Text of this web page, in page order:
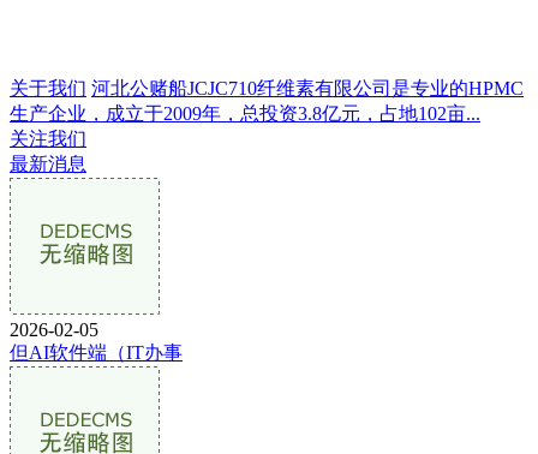
关于我们 河北公赌船JCJC710纤维素有限公司是专业的HPMC
生产企业，成立于2009年，总投资3.8亿元，占地102亩...
关注我们
最新消息
2026-02-05
但AI软件端（IT办事